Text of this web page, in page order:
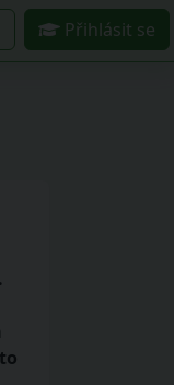
Přihlásit se